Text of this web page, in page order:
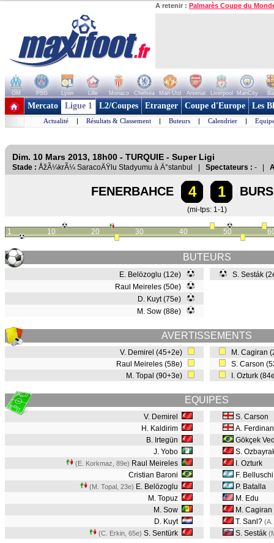
A retenir : Palmarès Coupe du
OM PSG Lyon Lille Monaco Chelsea Man Utd Arsenal Liverpool ManCity
+ de clubs
Mercato Ligue 1 L2/Coupes Etranger Coupe d'Europe Les
Actualité | Résultats & Classement | Buteurs | Calendrier |
Dim. 10 Mars 2013, 18h00 - TURQUIE - Super Ligi
Stade : ÅžÃ¼krÃ¼ SaracoÄŸlu Stadyumu à Ä°stanbul | Spectateurs : - |
FENERBAHCE 4 1
(mi-tps: 1-1)
1 10 20 30 40 50
BUTEURS
E. Belözoglu (12e)
Raul Meireles (50e)
D. Kuyt (75e)
M. Sow (88e)
S. Sesták
AVERTISSEMENTS
V. Demirel (45+2e)
Raul Meireles (58e)
M. Topal (90+3e)
M. Cagiran
S. Carson
I. Ozturk
EQUIPES
V. Demirel
H. Kaldirim
B. Irtegün
J. Yobo
(E. Korkmaz, 89e) Raul Meireles
Cristian Baroni
(M. Topal, 23e) E. Belözoglu
M. Topuz
M. Sow
D. Kuyt
(C. Erkin, 65e) S. Sentürk
S. Carson
A.
Gökçek
S.
I. Ozturk
F. Belluschi
P. Batalla
M. Edu
M. Cagiran
T. Sanl? (A.
S. Sesták